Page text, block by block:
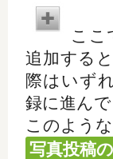
ここ
追加する
際はいず
録に進んで
このよう
写真投稿